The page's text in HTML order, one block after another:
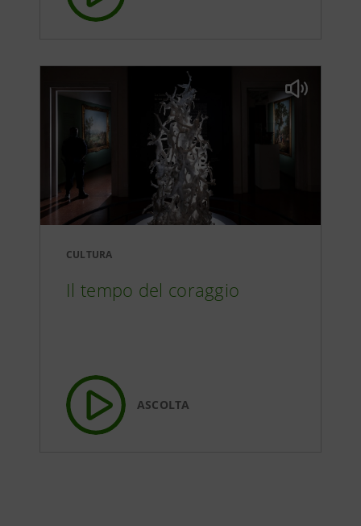
CULTURA
Il tempo del coraggio
ASCOLTA